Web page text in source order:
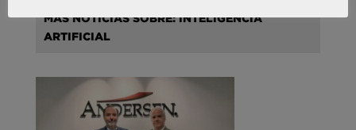
MÁS NOTICIAS SOBRE: INTELIGENCIA
ARTIFICIAL